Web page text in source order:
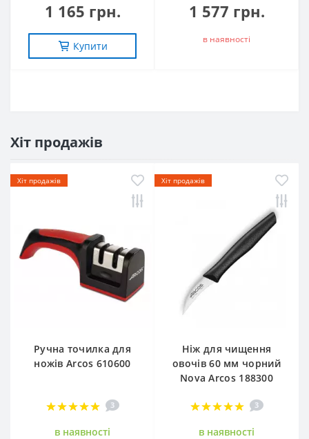
1 165 грн.
Купити
1 577 грн.
в наявностi
Хіт продажів
Хіт продажів
Ручна точилка для
ножів Arcos 610600
3
в наявностi
Хіт продажів
Ніж для чищення
овочів 60 мм чорний
Nova Arcos 188300
3
в наявностi